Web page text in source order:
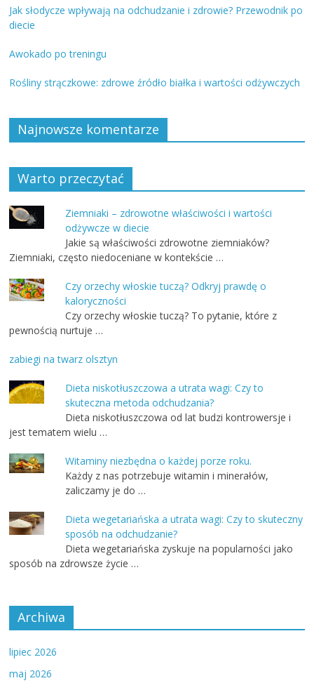
Jak słodycze wpływają na odchudzanie i zdrowie? Przewodnik po
diecie
Awokado po treningu
Rośliny strączkowe: zdrowe źródło białka i wartości odżywczych
Najnowsze komentarze
Warto przeczytać
Ziemniaki – zdrowotne właściwości i wartości
odżywcze w diecie
Jakie są właściwości zdrowotne ziemniaków?
Ziemniaki, często niedoceniane w kontekście …
Czy orzechy włoskie tuczą? Odkryj prawdę o
kaloryczności
Czy orzechy włoskie tuczą? To pytanie, które z
pewnością nurtuje …
zabiegi na twarz olsztyn
Dieta niskotłuszczowa a utrata wagi: Czy to
skuteczna metoda odchudzania?
Dieta niskotłuszczowa od lat budzi kontrowersje i
jest tematem wielu …
Witaminy niezbędna o każdej porze roku.
Każdy z nas potrzebuje witamin i minerałów,
zaliczamy je do …
Dieta wegetariańska a utrata wagi: Czy to skuteczny
sposób na odchudzanie?
Dieta wegetariańska zyskuje na popularności jako
sposób na zdrowsze życie …
Archiwa
lipiec 2026
maj 2026